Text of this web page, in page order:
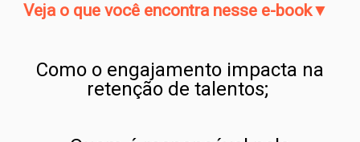
Veja o que você encontra nesse e-book▼
Como o engajamento impacta na
retenção de talentos;